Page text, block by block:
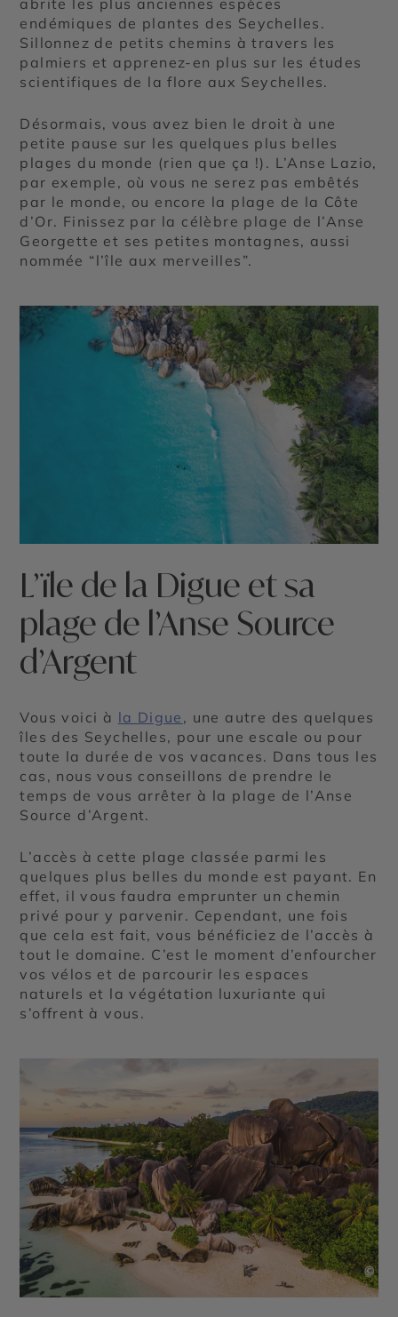
endémiques de plantes des Seychelles.
Sillonnez de petits chemins à travers les
palmiers et apprenez-en plus sur les études
scientifiques de la flore aux Seychelles.
Désormais, vous avez bien le droit à une
petite pause sur les quelques plus belles
plages du monde (rien que ça !). L’Anse Lazio,
par exemple, où vous ne serez pas embêtés
par le monde, ou encore la plage de la Côte
d’Or. Finissez par la célèbre plage de l’Anse
Georgette et ses petites montagnes, aussi
nommée “l’île aux merveilles”.
L’ïle de la Digue et sa
plage de l’Anse Source
d’Argent
Vous voici à la Digue , une autre des quelques
îles des Seychelles, pour une escale ou pour
toute la durée de vos vacances. Dans tous les
cas, nous vous conseillons de prendre le
temps de vous arrêter à la plage de l’Anse
Source d’Argent.
L’accès à cette plage classée parmi les
quelques plus belles du monde est payant. En
effet, il vous faudra emprunter un chemin
privé pour y parvenir. Cependant, une fois
que cela est fait, vous bénéficiez de l’accès à
tout le domaine. C’est le moment d’enfourcher
vos vélos et de parcourir les espaces
naturels et la végétation luxuriante qui
s’offrent à vous.
©